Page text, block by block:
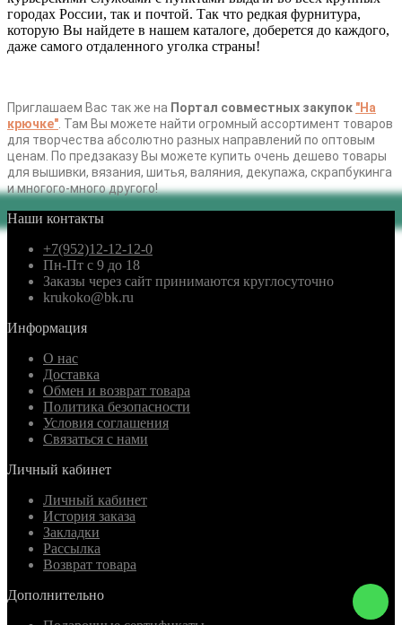
городах России, так и почтой. Так что редкая фурнитура,
которую Вы найдете в нашем каталоге, доберется до каждого,
даже самого отдаленного уголка страны!
Приглашаем Вас так же на Портал совместных закупок "На
крючке". Там Вы можете найти огромный ассортимент товаров
для творчества абсолютно разных направлений по оптовым
ценам. По предзаказу Вы можете купить очень дешево товары
для вышивки, вязания, шитья, валяния, декупажа, скрапбукинга
и многого-много другого!
Наши контакты
+7(952)12-12-12-0
Пн-Пт с 9 до 18
Заказы через сайт принимаются круглосуточно
krukoko@bk.ru
Информация
О нас
Доставка
Обмен и возврат товара
Политика безопасности
Условия соглашения
Связаться с нами
Личный кабинет
Личный кабинет
История заказа
Закладки
Рассылка
Возврат товара
Дополнительно